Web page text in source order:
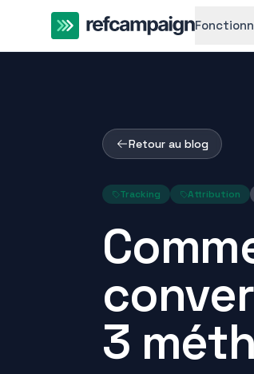
Retour au blog
Tracking Attribution
3